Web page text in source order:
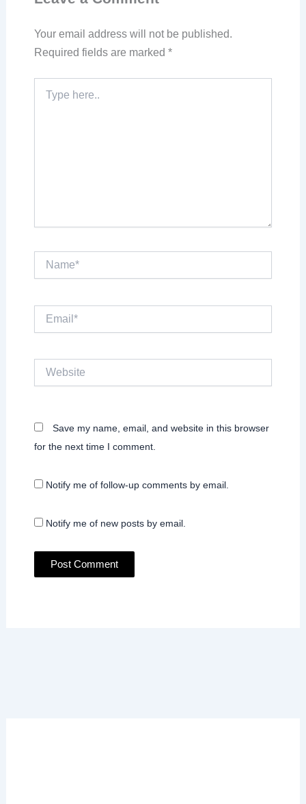
Your email address will not be published.
Required fields are marked *
here..
Website
Save my name, email, and website in this browser
for the next time I comment.
Notify me of follow-up comments by email.
Notify me of new posts by email.